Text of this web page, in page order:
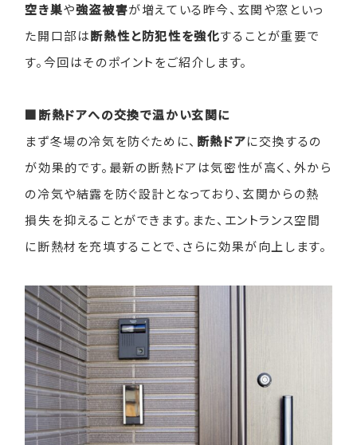
空き巣や強盗被害が増えている昨今、玄関や窓といっ
た開口部は断熱性と防犯性を強化することが重要で
す。今回はそのポイントをご紹介します。
■断熱ドアへの交換で温かい玄関に
まず冬場の冷気を防ぐために、 断熱ドアに交換するの
が効果的です。最新の断熱ドアは気密性が高く、外から
の冷気や結露を防ぐ設計となっており、玄関からの熱
損失を抑えることができます。また、エントランス空間
に断熱材を充填することで、さらに効果が向上します。